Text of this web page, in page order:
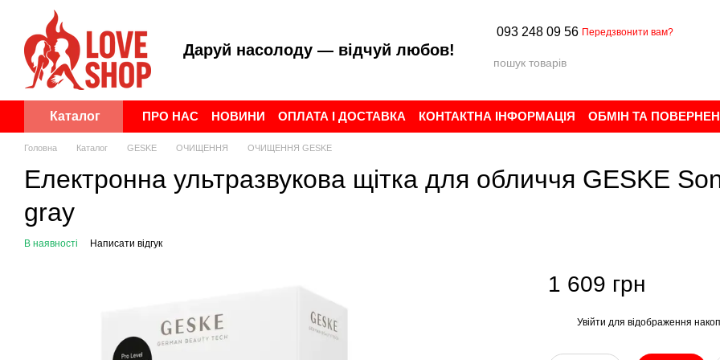
Перейти до основного контенту
Даруй насолоду — відчуй любов!
093 248 09 56 Передзвонити вам?
Каталог ПРО НАС НОВИНИ ОПЛАТА І ДОСТАВКА КОНТАКТНА ІНФОРМАЦІЯ
ОБМІН ТА
ПУБЛІЧНА ОФЕРТА
УГОДА КОРИСТУВАЧА БРЕНДИ ВІДГУКИ ПРО МАГАЗИН
Головна Каталог GESKE ОЧИЩЕННЯ ОЧИЩЕННЯ GESKE
Електронна ультразвукова щітка для обличчя GESKE
gray
В наявності Написати відгук
1 609 грн
Увійти для відображення